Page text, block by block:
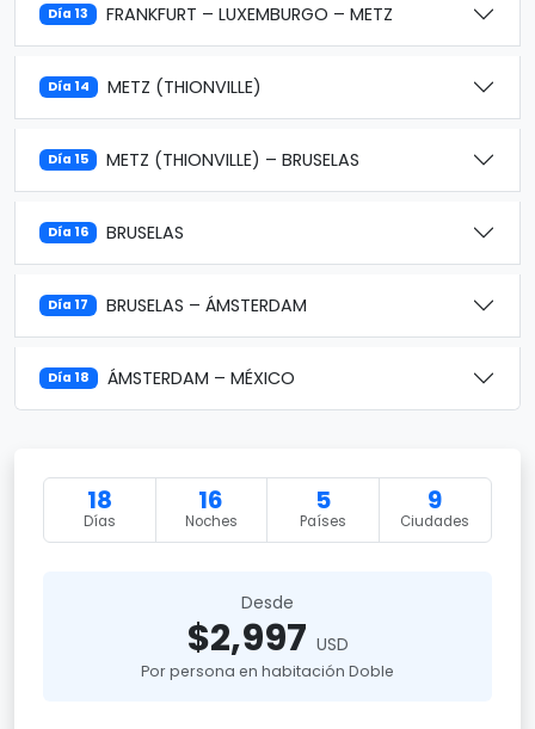
Día 13 FRANKFURT – LUXEMBURGO – METZ
Día 14 METZ (THIONVILLE)
Día 15 METZ (THIONVILLE) – BRUSELAS
Día 16 BRUSELAS
Día 17 BRUSELAS – ÁMSTERDAM
Día 18 ÁMSTERDAM – MÉXICO
18
Días
16
Noches
5
Países
9
Ciudades
Desde
$2,997 USD
Por persona en habitación Doble